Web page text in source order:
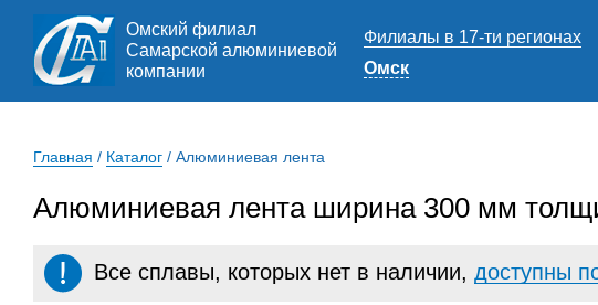
Омский филиал
Самарской алюминиевой
компании
Филиалы в 17-ти регионах
Омск
Главная / Каталог / Алюминиевая лента
Алюминиевая лента ширина 300 мм
Все сплавы, которых нет в наличии, доступны